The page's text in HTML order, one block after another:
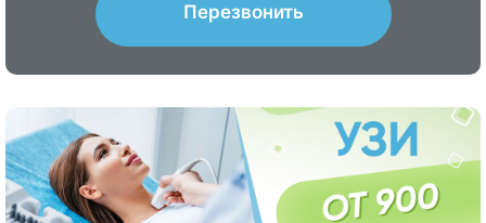
Перезвонить